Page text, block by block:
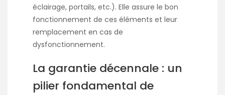
éclairage, portails, etc.). Elle assure le bon
fonctionnement de ces éléments et leur
remplacement en cas de
dysfonctionnement.
La garantie décennale : un
pilier fondamental de